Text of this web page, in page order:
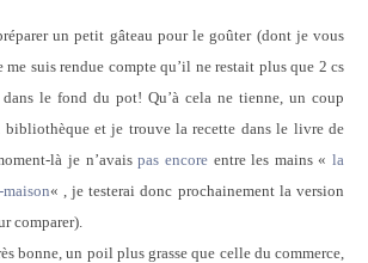
un petit gâteau pour le goûter (dont je vous
suis rendue compte qu’il ne restait plus que 2 cs
le fond du pot! Qu’à cela ne tienne, un coup
bibliothèque et je trouve la recette dans le livre de
là je n’avaispas encoreentre les mains «la
« , je testerai donc prochainement la version
comparer).
bonne, un poil plus grasse que celle du commerce,